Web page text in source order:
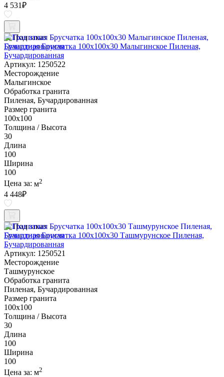
4 531₽
Под заказ
Гранитная Брусчатка 100х100x30 Малыгинское Пиленая,
Бучардированная
Артикул: 1250522
Месторождение
Малыгинское
Обработка гранита
Пиленая, Бучардированная
Размер гранита
100х100
Толщина / Высота
30
Длина
100
Ширина
100
Цена за: м2
4 448₽
Под заказ
Гранитная Брусчатка 100х100x30 Ташмурунское Пиленая,
Бучардированная
Артикул: 1250521
Месторождение
Ташмурунское
Обработка гранита
Пиленая, Бучардированная
Размер гранита
100х100
Толщина / Высота
30
Длина
100
Ширина
100
Цена за: м2